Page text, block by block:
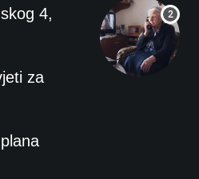
4,
za